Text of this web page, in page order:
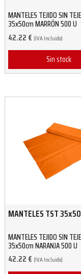
MANTELES TEJIDO SIN
35x50cm MARRÓN 500 U
42.22 € (IVA Incluido)
Sin stock
MANTELES TST 35x50
MANTELES TEJIDO SIN
35x50cm NARANJA 500 U
42.22 € (IVA Incluido)